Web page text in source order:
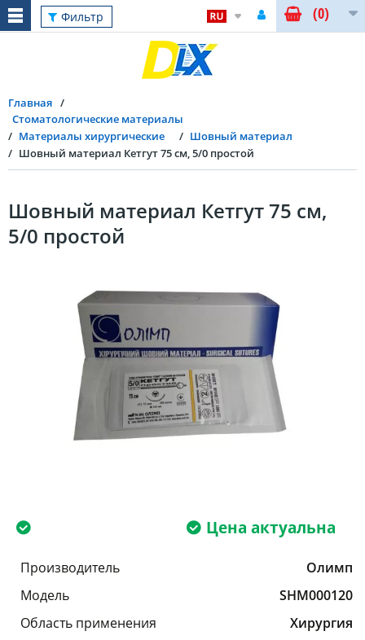
Фильтр (0)
Главная
Стоматологические материалы
Материалы хирургические
Шовный материал
Шовный материал Кетгут 75 см, 5/0 простой
Шовный материал Кетгут 75 см,
5/0 простой
Цена актуальна
Производитель
Олимп
Модель
SHM000120
Область применения
Хирургия